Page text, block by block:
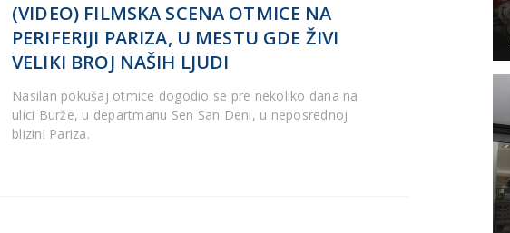
(VIDEO) FILMSKA SCENA OTMICE NA
PERIFERIJI PARIZA, U MESTU GDE ŽIVI
VELIKI BROJ NAŠIH LJUDI
Nasilan pokušaj otmice dogodio se pre nekoliko dana na
ulici Burže, u departmanu Sen San Deni, u neposrednoj
blizini Pariza.